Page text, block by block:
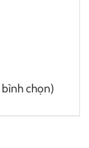
bình chọn)